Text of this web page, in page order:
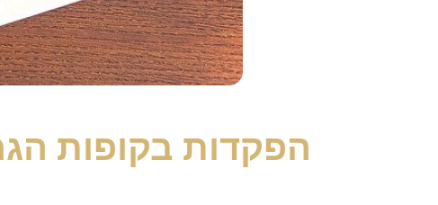
הפקדות בקופות